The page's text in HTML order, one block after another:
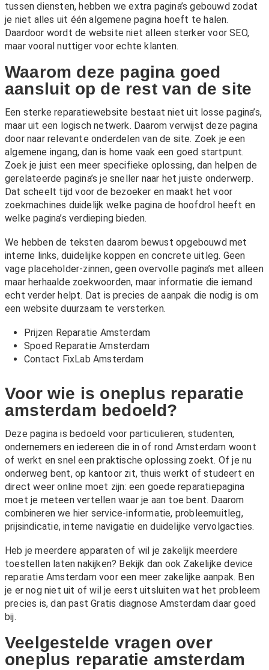
tussen diensten, hebben we extra pagina’s gebouwd zodat
je niet alles uit één algemene pagina hoeft te halen.
Daardoor wordt de website niet alleen sterker voor SEO,
maar vooral nuttiger voor echte klanten.
Waarom deze pagina goed
aansluit op de rest van de site
Een sterke reparatiewebsite bestaat niet uit losse pagina’s,
maar uit een logisch netwerk. Daarom verwijst deze pagina
door naar relevante onderdelen van de site. Zoek je een
algemene ingang, dan is home vaak een goed startpunt.
Zoek je juist een meer specifieke oplossing, dan helpen de
gerelateerde pagina’s je sneller naar het juiste onderwerp.
Dat scheelt tijd voor de bezoeker en maakt het voor
zoekmachines duidelijk welke pagina de hoofdrol heeft en
welke pagina’s verdieping bieden.
We hebben de teksten daarom bewust opgebouwd met
interne links, duidelijke koppen en concrete uitleg. Geen
vage placeholder-zinnen, geen overvolle pagina’s met alleen
maar herhaalde zoekwoorden, maar informatie die iemand
echt verder helpt. Dat is precies de aanpak die nodig is om
een website duurzaam te versterken.
Prijzen Reparatie Amsterdam
Spoed Reparatie Amsterdam
Contact FixLab Amsterdam
Voor wie is oneplus reparatie
amsterdam bedoeld?
Deze pagina is bedoeld voor particulieren, studenten,
ondernemers en iedereen die in of rond Amsterdam woont
of werkt en snel een praktische oplossing zoekt. Of je nu
onderweg bent, op kantoor zit, thuis werkt of studeert en
direct weer online moet zijn: een goede reparatiepagina
moet je meteen vertellen waar je aan toe bent. Daarom
combineren we hier service-informatie, probleemuitleg,
prijsindicatie, interne navigatie en duidelijke vervolgacties.
Heb je meerdere apparaten of wil je zakelijk meerdere
toestellen laten nakijken? Bekijk dan ook Zakelijke device
reparatie Amsterdamvoor een meer zakelijke aanpak. Ben
je er nog niet uit of wil je eerst uitsluiten wat het probleem
precies is, dan pastGratis diagnose Amsterdam daar goed
bij.
Veelgestelde vragen over
oneplus reparatie amsterdam